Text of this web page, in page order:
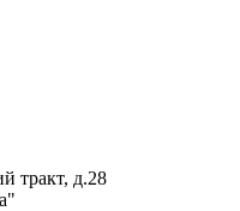
тракт, д.28